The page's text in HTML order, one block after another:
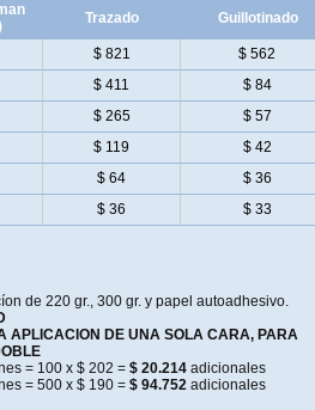
Trazado Guillotinado
$ 821
$ 562
$ 411
$ 84
$ 265
$ 57
$ 119
$ 42
$ 64
$ 36
$ 36 $ 33
de 220 gr., 300 gr. y papel autoadhesivo.
APLICACION DE UNA SOLA CARA, PARA
= 100 x $ 202 = $ 20.214 adicionales
= 500 x $ 190 = $ 94.752 adicionales